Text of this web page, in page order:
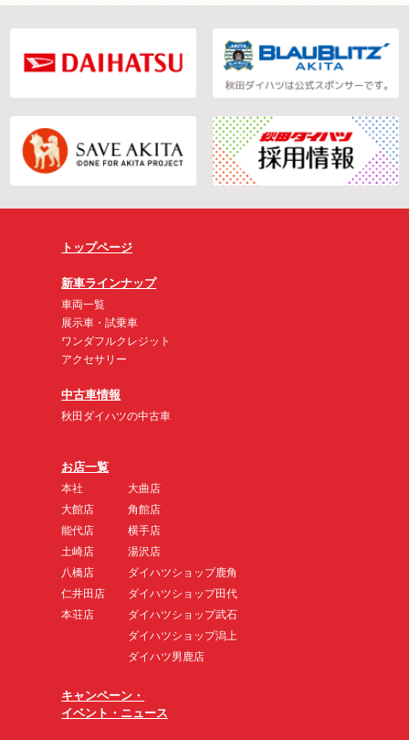
トップページ
新車ラインナップ
車両一覧
展示車・試乗車
ワンダフルクレジット
アクセサリー
中古車情報
秋田ダイハツの中古車
お店一覧
本社
大館店
能代店
土崎店
八橋店
仁井田店
本荘店
大曲店
角館店
横手店
湯沢店
ダイハツショップ鹿角
ダイハツショップ田代
ダイハツショップ武石
ダイハツショップ潟上
ダイハツ男鹿店
キャンペーン・
イベント・ニュース